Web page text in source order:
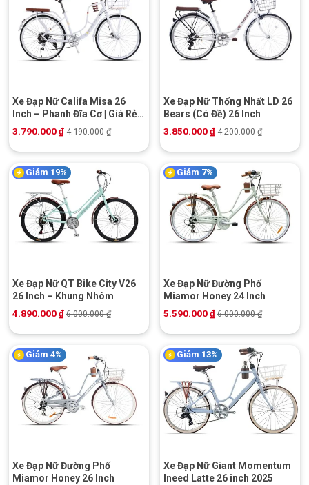
Xe Đạp Nữ Califa Misa 26
Inch – Phanh Đĩa Cơ | Giá Rẻ |
Khuyến Mãi Hot
3.790.000₫ 4.190.000₫
Xe Đạp Nữ Thống Nhất LD 26
Bears (Có Đề) 26 Inch
3.850.000₫ 4.200.000₫
Giảm 19%
Xe Đạp Nữ QT Bike City V26
26 Inch – Khung Nhôm
4.890.000₫ 6.000.000₫
Giảm 7%
Xe Đạp Nữ Đường Phố
Miamor Honey 24 Inch
5.590.000₫ 6.000.000₫
Giảm 4%
Xe Đạp Nữ Đường Phố
Miamor Honey 26 Inch
Giảm 13%
Xe Đạp Nữ Giant Momentum
Ineed Latte 26 inch 2025